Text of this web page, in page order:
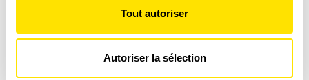
déclaration sur les cookies.
Les cookies nous permettent de personnaliser le contenu
Tout autoriser
Autoriser la sélection
4,00 € 15,90 €